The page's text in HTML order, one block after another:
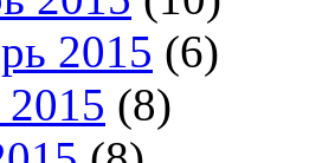
2015 (6)
2015 (8)